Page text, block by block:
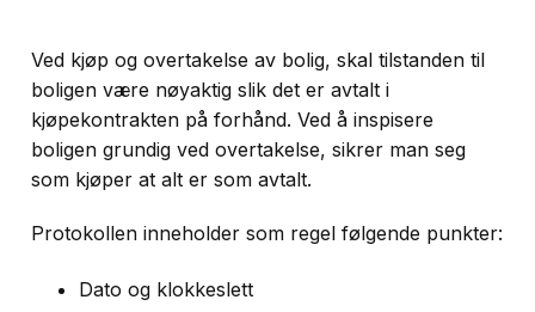
Ved kjøp og overtakelse av bolig, skal tilstanden til
boligen være nøyaktig slik det er avtalt i
kjøpekontrakten på forhånd. Ved å inspisere
boligen grundig ved overtakelse, sikrer man seg
som kjøper at alt er som avtalt.
Protokollen inneholder som regel følgende punkter:
Dato og klokkeslett